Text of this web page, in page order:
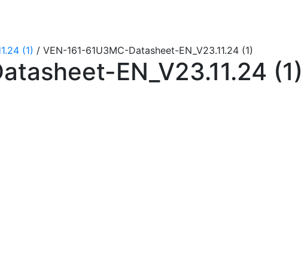
(1) / VEN-161-61U3MC-Datasheet-EN_V23.11.24 (1)
EN_V23.11.24 (1)